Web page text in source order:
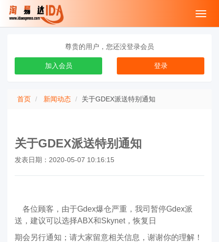
尊贵的用户，您还没登录会员
加入会员 登录
首页 新闻动态 关于GDEX派送特别通知
关于GDEX派送特别通知
发表日期：2020-05-07 10:16:15
各位顾客， 由于Gdex爆仓严重，我司暂停Gdex派
送，建议可以选择ABX和Skynet，恢复日
期会另行通知； 请大家留意相关信息， 谢谢你的理解！